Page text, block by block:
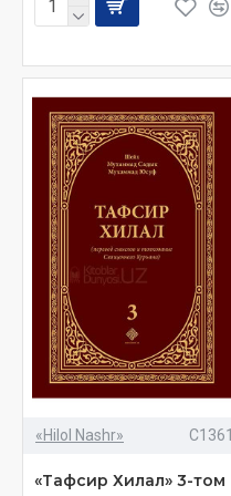
«Hilol Nashr» C1361
«Тафсир Хилал» 3-том